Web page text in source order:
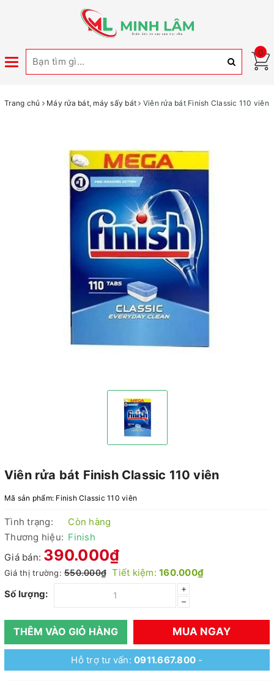
Toggle
0
Trang chủ Máy rửa bát, máy sấy bát Viên rửa bát Finish Classic 110 viên
Viên rửa bát Finish Classic 110 viên
Mã sản phẩm: Finish Classic 110 viên
Tình trạng:
Còn hàng
Thương hiệu: Finish
Giá bán: 390.000₫
Giá thị trường: 550.000₫ Tiết kiệm: 160.000₫
Số lượng:
+
–
THÊM VÀO GIỎ HÀNG MUA NGAY
Hỗ trợ tư vấn:0911.667.800 -